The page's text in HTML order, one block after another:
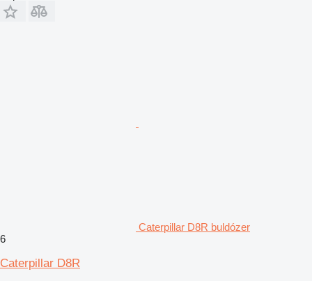
Caterpillar D8R buldózer
6
Caterpillar D8R